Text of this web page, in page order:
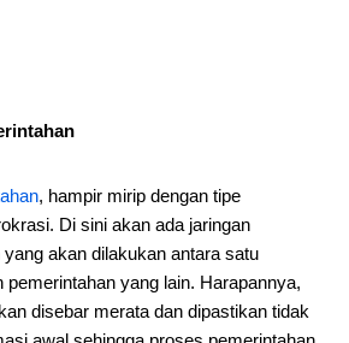
, hampir mirip dengan tipe
Di sini akan ada jaringan
akan dilakukan antara satu
pemerintahan yang lain. Harapannya,
disebar merata dan dipastikan tidak